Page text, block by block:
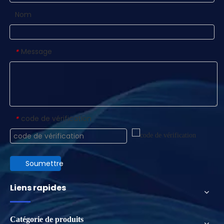
Nom
* Message
* code de vérification
Soumettre
Liens rapides
Catégorie de produits